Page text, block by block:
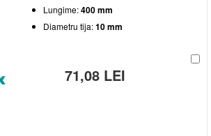
Lungime:400 mm
Diametru tija:10 mm
71,08 LEI